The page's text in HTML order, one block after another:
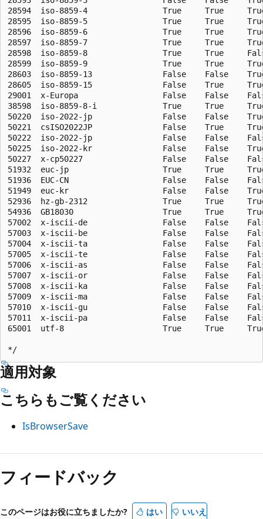
適用対象
こちらもご覧ください
IsBrowserSave
フィードバック
このページはお役に立ちましたか? はい いいえ